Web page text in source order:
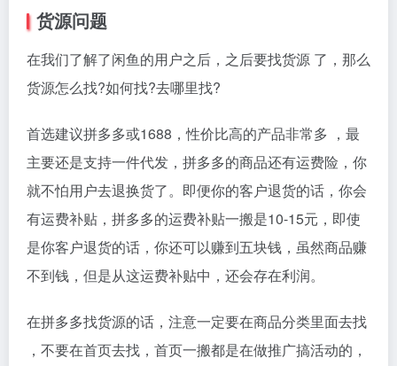
货源问题
在我们了解了闲鱼的用户之后，之后要找货源 了，那么
货源怎么找?如何找?去哪里找?
首选建议拼多多或1688，性价比高的产品非常多 ，最
主要还是支持一件代发，拼多多的商品还有运费险，你
就不怕用户去退换货了。即便你的客户退货的话，你会
有运费补贴，拼多多的运费补贴一搬是10-15元，即使
是你客户退货的话，你还可以赚到五块钱，虽然商品赚
不到钱，但是从这运费补贴中，还会存在利润。
在拼多多找货源的话，注意一定要在商品分类里面去找
，不要在首页去找，首页一搬都是在做推广搞活动的，